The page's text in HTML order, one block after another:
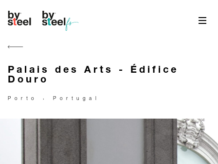
Palais des Arts - Édifice
Douro
Porto › Portugal